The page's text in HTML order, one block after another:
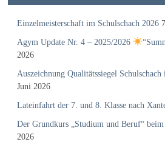
Einzelmeisterschaft im Schulschach 2026
Agym Update Nr. 4 – 2025/2026
2026
Auszeichnung Qualitätssiegel
Juni 2026
Lateinfahrt der 7. und 8. Klasse nach
Der Grundkurs „Studium und Beruf“
2026